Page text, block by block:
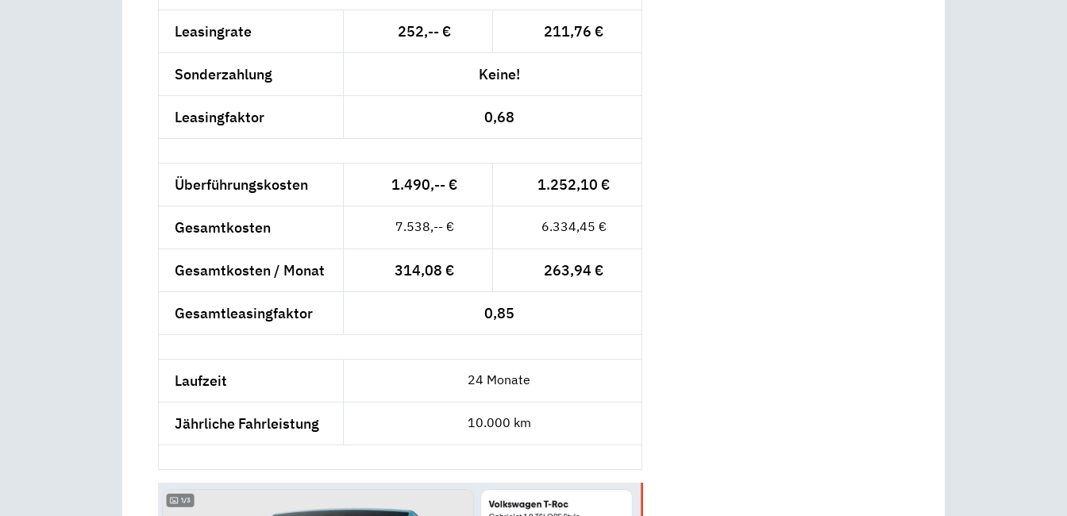
Leasingrate 252,-- € 211,76 €
Sonderzahlung Keine!
Leasingfaktor 0,68
Überführungskosten 1.490,-- € 1.252,10 €
Gesamtkosten 7.538,-- € 6.334,45 €
Gesamtkosten / Monat 314,08 € 263,94 €
Gesamtleasingfaktor 0,85
Laufzeit 24 Monate
Jährliche Fahrleistung 10.000 km